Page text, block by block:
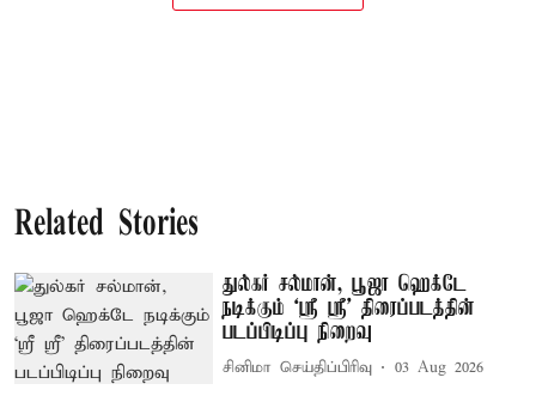
Related Stories
துல்கர் சல்மான், பூஜா ஹெக்டே
நடிக்கும் ‘ஸ்ரீ ஸ்ரீ’ திரைப்படத்தின்
படப்பிடிப்பு நிறைவு
சினிமா செய்திப்பிரிவு 03 Aug 2026